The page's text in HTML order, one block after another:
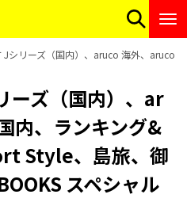
Jシリーズ（国内）、aruco 海外、aruco
ーズ（国内）、ar
内、ランキング&
Style、島旅、御
スペシャル